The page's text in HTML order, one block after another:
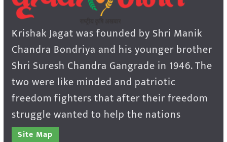
Krishak Jagat was founded by Shri Manik
Chandra Bondriya and his younger brother
Shri Suresh Chandra Gangrade in 1946. The
two were like minded and patriotic
freedom fighters that after their freedom
struggle wanted to help the nations
Site Map